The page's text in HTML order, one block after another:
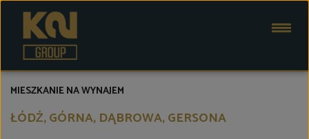
ŁÓDŹ, GÓRNA, DĄBROWA, GERSONA
MIESZKANIE NA WYNAJEM